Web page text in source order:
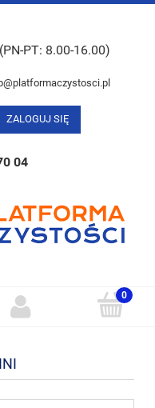
(PN-PT: 8.00-16.00)
ZALOGUJ SIĘ
04